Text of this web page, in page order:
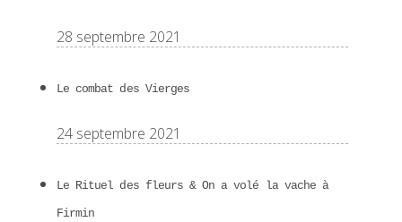
28 septembre 2021
Le combat des Vierges
24 septembre 2021
Le Rituel des fleurs & On a volé la vache à
Firmin